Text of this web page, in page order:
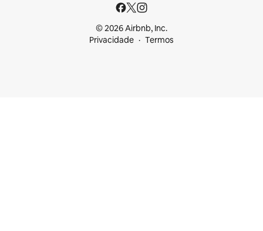
© 2026 Airbnb, Inc.
Privacidade
Termos